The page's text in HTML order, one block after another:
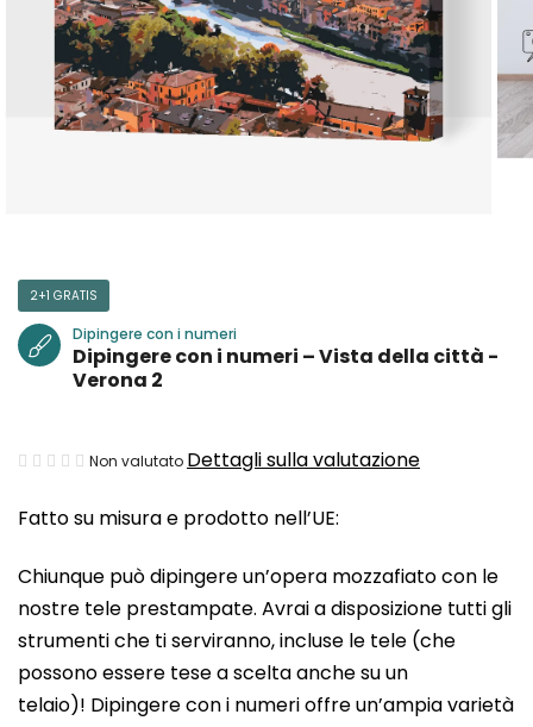
Fatto su misura e prodotto nell’UE:
Chiunque può dipingere un’opera mozzafiato con le
nostre tele prestampate. Avrai a disposizione tutti gli
strumenti che ti serviranno, incluse le tele (che
possono essere tese a scelta anche su un
telaio)! Dipingere con i numeri offre un’ampia varietà
2+1 GRATIS
Dipingere con i numeri
Dipingere con i numeri – Vista della città -
Verona 2
La
media
prodotto
è
0,0
su
5
Non valutato Dettagli sulla valutazione